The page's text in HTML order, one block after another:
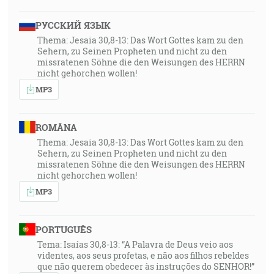
strážil. A on dostanúc taký príkaz, vsadil ich do
vnútorného väzenia a pre bezpečnosť nohy im sovrel
do klady. Ale o polnoci Pavel a Sílas modliac sa
spievali Bohu chvály, a väzni ich počúvali. A zrazu
povstalo veľké zemetrasenie, takže sa pohly základy
žalára, a naskutku sa otvorily všetky dvere, a
18:04
A potom, keď sa naraňajkovali, povedal Ježiš
Šimonovi Petrovi: Šimone Jonášov, či ma miluješ, viac
ako títo? A on mu povedal: Áno, Pane, ty vieš, že ťa
mám rád. A Ježiš mu povedal: Pas moje jahniatka! A
miluješ? On mu povedal: Áno, Pane, ty vieš, že ťa mám
rád. Nato mu povedal Ježiš: Pas ako pastier moje
ovečky! Povedal mu po tretie: Šimone Jonášov, či ma
РУССКИЙ ЯЗЫК
Thema: Jesaia 30,8-13: Das Wort Gottes kam zu den
Sehern, zu Seinen Propheten und nicht zu den
missratenen Söhne die den Weisungen des HERRN
nicht gehorchen wollen!
MP3
ROMÂNA
Thema: Jesaia 30,8-13: Das Wort Gottes kam zu den
Sehern, zu Seinen Propheten und nicht zu den
missratenen Söhne die den Weisungen des HERRN
nicht gehorchen wollen!
MP3
PORTUGUÊS
Tema: Isaías 30,8-13: “A Palavra de Deus veio aos
videntes, aos seus profetas, e não aos filhos rebeldes
que não querem obedecer às instruções do SENHOR!”